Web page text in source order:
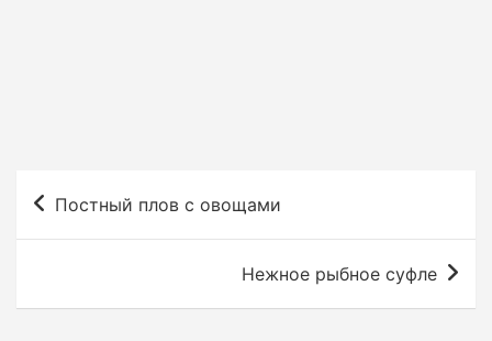
Постный плов с овощами
Нежное рыбное суфле